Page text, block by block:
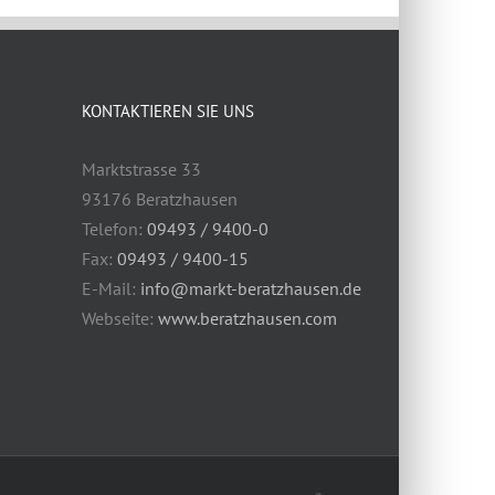
KONTAKTIEREN SIE UNS
Marktstrasse 33
93176 Beratzhausen
Telefon:09493 / 9400-0
Fax:09493 / 9400-15
E-Mail: info@markt-beratzhausen.de
Webseite:www.beratzhausen.com